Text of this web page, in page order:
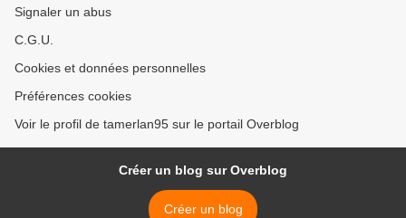
Signaler un abus
C.G.U.
Cookies et données personnelles
Préférences cookies
Voir le profil de tamerlan95 sur le portail Overblog
Créer un blog sur Overblog
Créer un blog